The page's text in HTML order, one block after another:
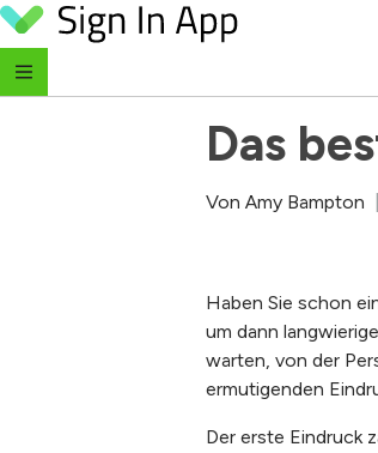
Skip to content
Das
Von Amy Bampton
Haben Sie schon
um dann
warten, von der
ermutigenden
Der erste Eindruck